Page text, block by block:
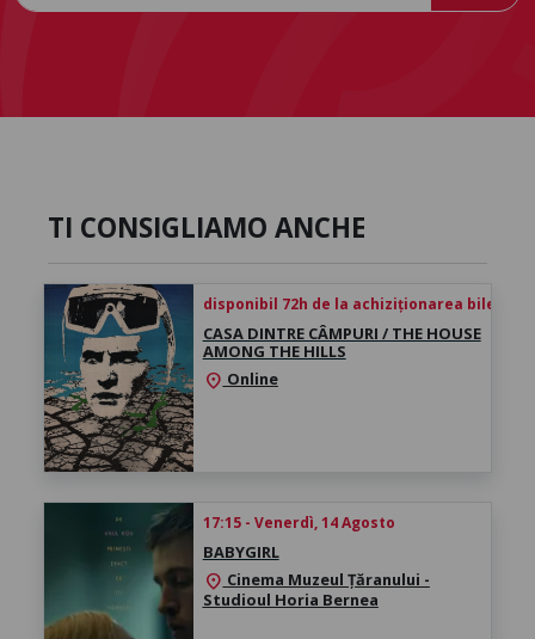
TI CONSIGLIAMO ANCHE
disponibil 72h de la achiziționarea biletului
CASA DINTRE CÂMPURI / THE HOUSE
AMONG THE HILLS
location_on Online
17:15 - Venerdì, 14 Agosto
BABYGIRL
location_on Cinema Muzeul Țăranului -
Studioul Horia Bernea